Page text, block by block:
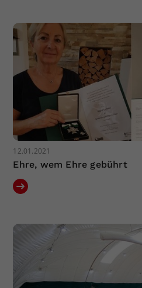
12.01.2021
Ehre, wem Ehre gebührt